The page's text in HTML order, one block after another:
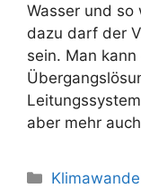
Wasser und
dazu darf der
sein. Man
aber mehr
Kategorien